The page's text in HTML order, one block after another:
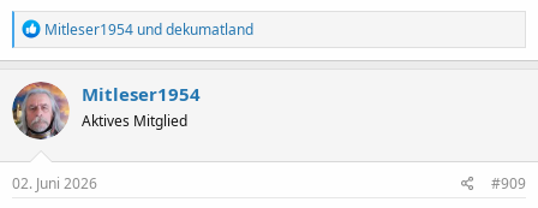
R
e
a
k
t
i
o
n
e
Mitleser1954 unddekumatland
Mitleser1954
Aktives Mitglied
02. Juni 2026 #909